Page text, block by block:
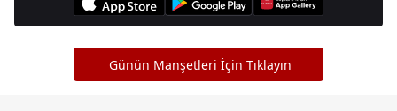
Günün Manşetleri İçin Tıklayın